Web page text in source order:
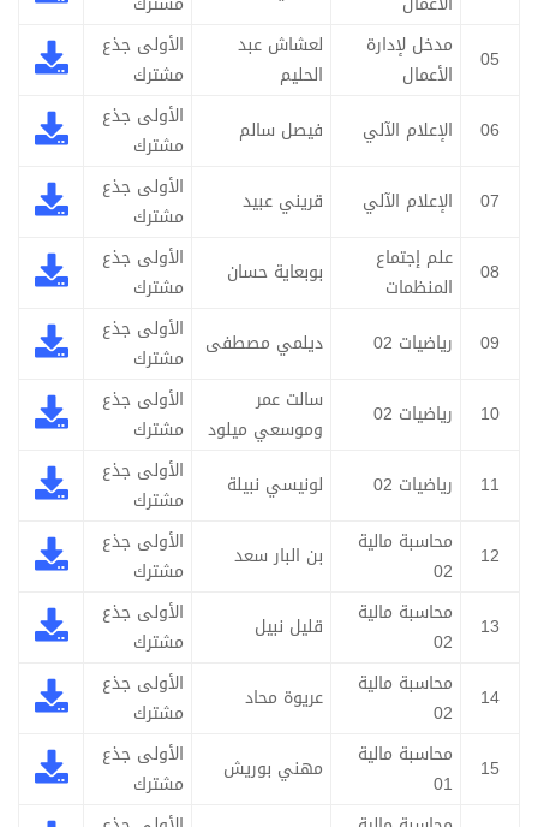
05
مدخل لإدارة
الأعمال
لعشاش عبد
الحليم
الأولى جذع
مشترك
06
الإعلام الآلي فيصل سالم
الأولى جذع
مشترك
07
الإعلام الآلي قريني عبيد
الأولى جذع
مشترك
08
علم إجتماع
المنظمات
بوبعاية حسان
الأولى جذع
مشترك
09
رياضيات 02 ديلمي مصطفى
الأولى جذع
مشترك
10
رياضيات 02
سالت عمر
وموسعي ميلود
الأولى جذع
مشترك
11
رياضيات 02 لونيسي نبيلة
الأولى جذع
مشترك
12
محاسبة مالية
02
بن البار سعد
الأولى جذع
مشترك
13
محاسبة مالية
02
قليل نبيل
الأولى جذع
مشترك
14
محاسبة مالية
02
عريوة محاد
الأولى جذع
مشترك
15
محاسبة مالية
01
مهني بوريش
الأولى جذع
مشترك